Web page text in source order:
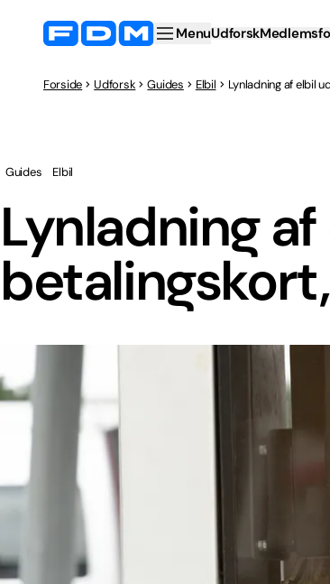
MenuUdforsk
Forside Udforsk Guides Elbil Lynladning af elbil
Lynladning
Guides Elbil